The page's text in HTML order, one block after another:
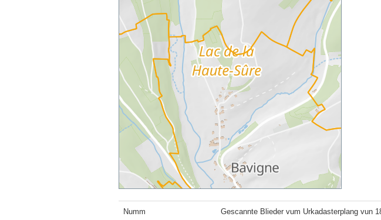
Numm Gescannte Blieder vum Urkadasterplang vun